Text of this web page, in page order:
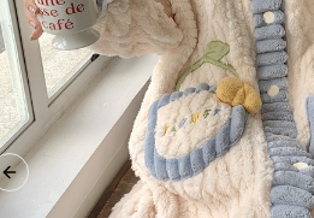
Previous slide